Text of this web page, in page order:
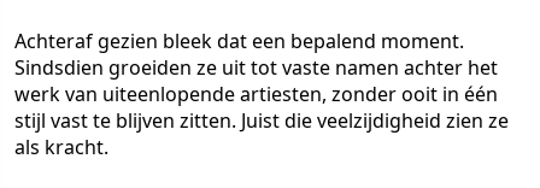
Achteraf gezien bleek dat een bepalend moment.
Sindsdien groeiden ze uit tot vaste namen achter het
werk van uiteenlopende artiesten, zonder ooit in één
stijl vast te blijven zitten. Juist die veelzijdigheid zien ze
als kracht.